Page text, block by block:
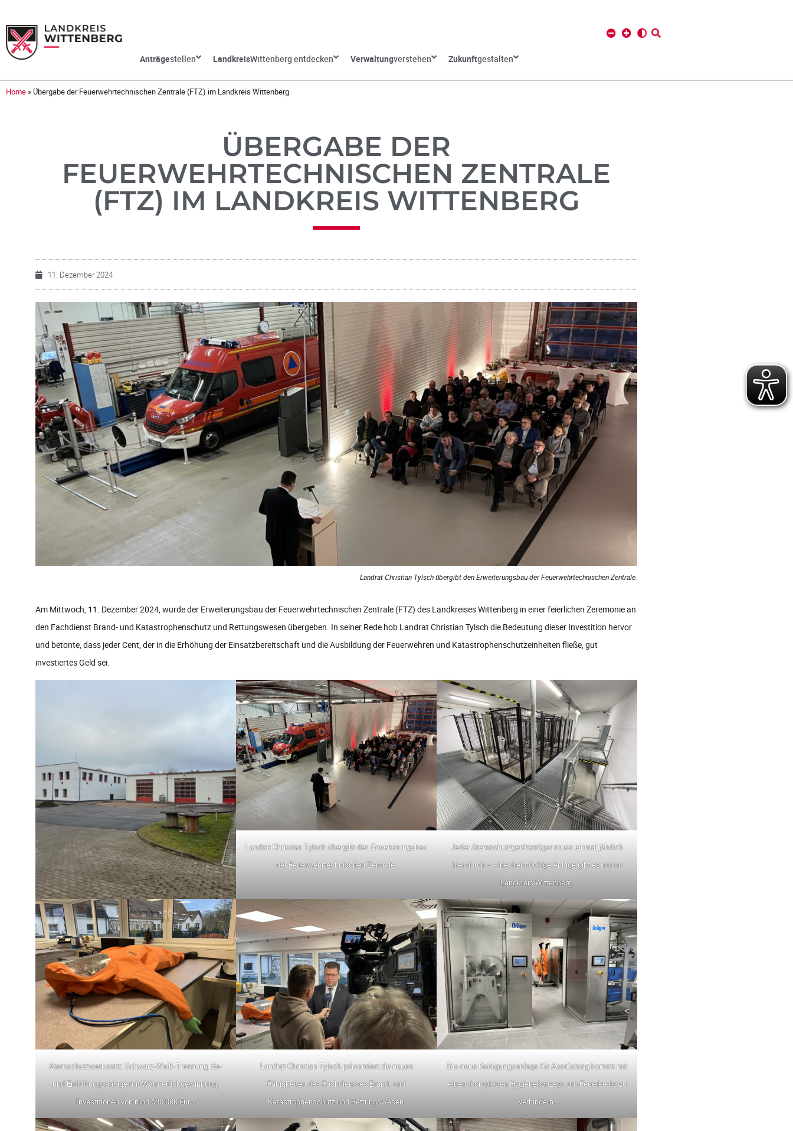
Anträgestellen LandkreisWittenberg entdecken Verwaltungverstehen Zukunftgestalten
Home »Übergabe der Feuerwehrtechnischen Zentrale (FTZ) im Landkreis Wittenberg
ÜBERGABE DER
FEUERWEHRTECHNISCHEN ZENTRALE
(FTZ) IM LANDKREIS WITTENBERG
11. Dezember 2024
Landrat Christian Tylsch übergibt den Erweiterungsbau der Feuerwehrtechnischen Zentrale.
Am Mittwoch, 11. Dezember 2024, wurde der Erweiterungsbau der Feuerwehrtechnischen Zentrale (FTZ) des Landkreises Wittenberg in einer feierlichen Zeremonie an
den Fachdienst Brand- und Katastrophenschutz und Rettungswesen übergeben. In seiner Rede hob Landrat Christian Tylsch die Bedeutung dieser Investition hervor
und betonte, dass jeder Cent, der in die Erhöhung der Einsatzbereitschaft und die Ausbildung der Feuerwehren und Katastrophenschutzeinheiten fließe, gut
investiertes Geld sei.
Landrat Christian Tylsch übergibt den Erweiterungsbau
der Feuerwehrtechnischen Zentrale.
Jeder Atemschutzgeräteträger muss einmal jährlich
hier durch – eine dreistöckige Anlage gibt es nur im
Landkreis Wittenberg.
Atemschutzwerkstatt: Schwarz-Weiß-Trennung, Be-
und Entlüftungsanlage mit Wärmerückgewinnung,
Investitionen von rund 680.000 Euro.
Landrat Christian Tylsch präsentiert die neuen
Fähigkeiten des Fachdienstes Brand- und
Katastrophenschutz und Rettungswesen.
Die neue Reinigungsanlage für Ausrüstung kommt mit
einem kompletten Hygienekonzept, um Feuerkrebs zu
verhindern.